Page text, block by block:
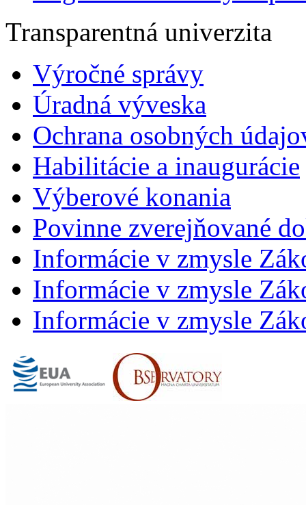
Transparentná univerzita
Výročné správy
Úradná výveska
Ochrana osobných
Habilitácie a inaugurácie
Výberové konania
Povinne zverejňované
Informácie v zmysle
Informácie v zmysle
Informácie v zmysle